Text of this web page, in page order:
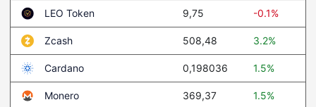
LEO Token 9,75 -0.1%
Zcash 508,48 3.2%
Cardano 0,198036 1.5%
Monero 369,37 1.5%